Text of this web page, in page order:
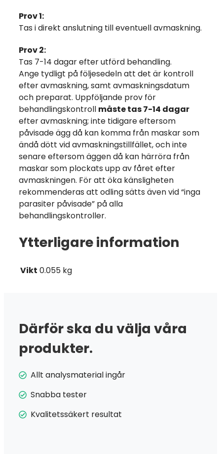
Prov 1:
Tas i direkt anslutning till eventuell avmaskning.
Prov 2:
Tas 7-14 dagar efter utförd behandling.
Ange tydligt på följesedeln att det är kontroll
efter avmaskning, samt avmaskningsdatum
och preparat. Uppföljande prov för
behandlingskontroll måste tas 7-14 dagar
efter avmaskning; inte tidigare eftersom
påvisade ägg då kan komma från maskar som
ändå dött vid avmaskningstillfället, och inte
senare eftersom äggen då kan härröra från
maskar som plockats upp av fåret efter
avmaskningen. För att öka känsligheten
rekommenderas att odling sätts även vid “inga
parasiter påvisade” på alla
behandlingskontroller.
Ytterligare information
Vikt 0.055 kg
Därför ska du välja våra
produkter.
Allt analysmaterial ingår
Snabba tester
Kvalitetssäkert resultat